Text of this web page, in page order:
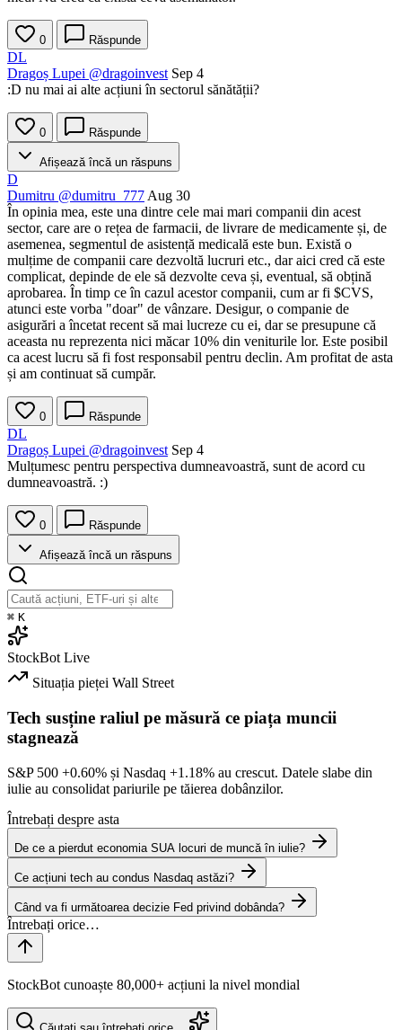
0 Răspunde
DL
Dragoș Lupei @dragoinvest Sep 4
:D nu mai ai alte acțiuni în sectorul sănătății?
0 Răspunde
Afișează încă un răspuns
D
Dumitru @dumitru_777 Aug 30
În opinia mea, este una dintre cele mai mari companii din acest
sector, care are o rețea de farmacii, de livrare de medicamente și, de
asemenea, segmentul de asistență medicală este bun. Există o
mulțime de companii care dezvoltă lucruri etc., dar aici cred că este
complicat, depinde de ele să dezvolte ceva și, eventual, să obțină
aprobarea. În timp ce în cazul acestor companii, cum ar fi $CVS,
atunci este vorba "doar" de vânzare. Desigur, o companie de
asigurări a încetat recent să mai lucreze cu ei, dar se presupune că
aceasta nu reprezenta nici măcar 10% din veniturile lor. Este posibil
ca acest lucru să fi fost responsabil pentru declin. Am profitat de asta
și am continuat să cumpăr.
0 Răspunde
DL
Dragoș Lupei @dragoinvest Sep 4
Mulțumesc pentru perspectiva dumneavoastră, sunt de acord cu
dumneavoastră. :)
0 Răspunde
Afișează încă un răspuns
⌘ K
StockBot Live
Situația pieței Wall Street
Tech susține raliul pe măsură ce piața muncii
stagnează
S&P 500 +0.60% și Nasdaq +1.18% au crescut. Datele slabe din
iulie au consolidat pariurile pe tăierea dobânzilor.
Întrebați despre asta
De ce a pierdut economia SUA locuri de muncă în iulie?
Ce acțiuni tech au condus Nasdaq astăzi?
Când va fi următoarea decizie Fed privind dobânda?
StockBot cunoaște 80,000+ acțiuni la nivel mondial